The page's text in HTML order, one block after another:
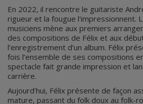
En 2022, il rencontre le guitariste
rigueur et la fougue l'impressionnent.
musiciens mène aux premiers
des compositions de Félix et aux
l’enregistrement d’un album. Félix
fois l’ensemble de ses compositions
spectacle fait grande impression et
carrière.
Aujourd’hui, Félix présente de façon
mature, passant du folk doux au folk-